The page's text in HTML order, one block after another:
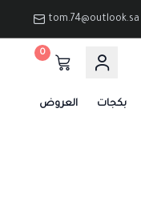
tom.74@outlook.sa
0
بكجات العروض